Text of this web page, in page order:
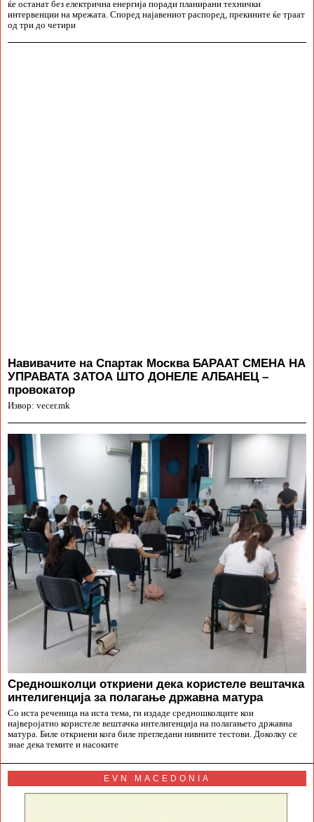
ќе останат без електрична енергија поради планирани технички
интервенции на мрежата. Според најавениот распоред, прекините ќе траат
од три до четири
Навивачите на Спартак Москва БАРААТ СМЕНА НА
УПРАВАТА ЗАТОА ШТО ДОНЕЛЕ АЛБАНЕЦ –
провокатор
Извор: vecer.mk
Средношколци откриени дека користеле вештачка
интелигенција за полагање државна матура
Со иста реченица на иста тема, ги издаде средношколците кои
најверојатно користеле вештачка интелигенција на полагањето државна
матура. Биле откриени кога биле прегледани нивните тестови. Доколку се
знае дека темите и насоките
EVN MACEDONIA